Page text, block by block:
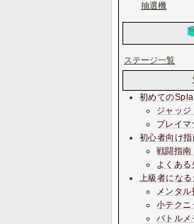
抽選機
ステージ一覧
初めての
ジャッジ
プレイマ
初心者向け指
戦闘指南
よくある
上級者にな
メンタル
小テクニ
バトルメ